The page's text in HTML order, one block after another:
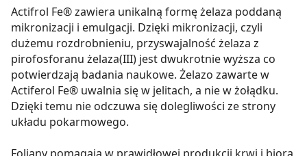
Actifrol Fe® zawiera unikalną formę żelaza poddaną
mikronizacji i emulgacji. Dzięki mikronizacji, czyli
dużemu rozdrobnieniu, przyswajalność żelaza z
pirofosforanu żelaza(III) jest dwukrotnie wyższa co
potwierdzają badania naukowe. Żelazo zawarte w
Actiferol Fe® uwalnia się w jelitach, a nie w żołądku.
Dzięki temu nie odczuwa się dolegliwości ze strony
układu pokarmowego.